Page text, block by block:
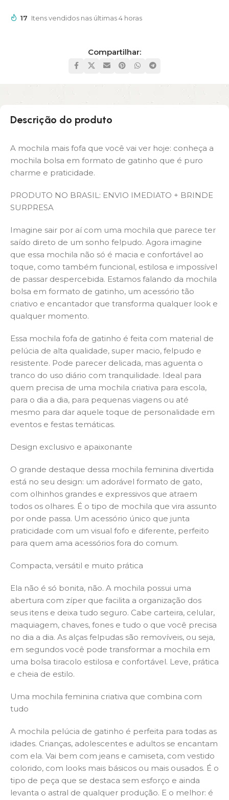
17 Itens vendidos nas últimas 4 horas
Compartilhar:
Descrição do produto
A mochila mais fofa que você vai ver hoje: conheça a
mochila bolsa em formato de gatinho que é puro
charme e praticidade.
PRODUTO NO BRASIL: ENVIO IMEDIATO + BRINDE
SURPRESA
Imagine sair por aí com uma mochila que parece ter
saído direto de um sonho felpudo. Agora imagine
que essa mochila não só é macia e confortável ao
toque, como também funcional, estilosa e impossível
de passar despercebida. Estamos falando da mochila
bolsa em formato de gatinho, um acessório tão
criativo e encantador que transforma qualquer look e
qualquer momento.
Essa mochila fofa de gatinho é feita com material de
pelúcia de alta qualidade, super macio, felpudo e
resistente. Pode parecer delicada, mas aguenta o
tranco do uso diário com tranquilidade. Ideal para
quem precisa de uma mochila criativa para escola,
para o dia a dia, para pequenas viagens ou até
mesmo para dar aquele toque de personalidade em
eventos e festas temáticas.
Design exclusivo e apaixonante
O grande destaque dessa mochila feminina divertida
está no seu design: um adorável formato de gato,
com olhinhos grandes e expressivos que atraem
todos os olhares. É o tipo de mochila que vira assunto
por onde passa. Um acessório único que junta
praticidade com um visual fofo e diferente, perfeito
para quem ama acessórios fora do comum.
Compacta, versátil e muito prática
Ela não é só bonita, não. A mochila possui uma
abertura com zíper que facilita a organização dos
seus itens e deixa tudo seguro. Cabe carteira, celular,
maquiagem, chaves, fones e tudo o que você precisa
no dia a dia. As alças felpudas são removíveis, ou seja,
em segundos você pode transformar a mochila em
uma bolsa tiracolo estilosa e confortável. Leve, prática
e cheia de estilo.
Uma mochila feminina criativa que combina com
tudo
A mochila pelúcia de gatinho é perfeita para todas as
idades. Crianças, adolescentes e adultos se encantam
com ela. Vai bem com jeans e camiseta, com vestido
colorido, com looks mais básicos ou mais ousados. É o
tipo de peça que se destaca sem esforço e ainda
levanta o astral de qualquer produção. E o melhor: é